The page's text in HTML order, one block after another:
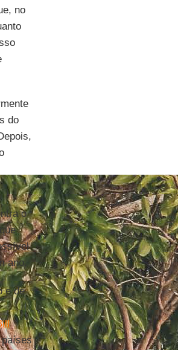
no
do
o
ano.
e de
países